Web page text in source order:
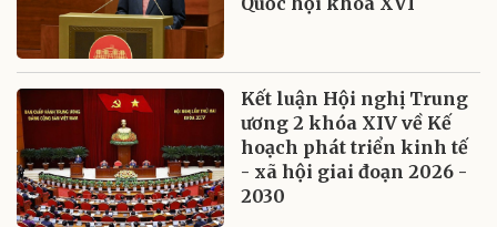
Kết luận Hội nghị Trung
ương 2 khóa XIV về Kế
hoạch phát triển kinh tế
- xã hội giai đoạn 2026 -
2030